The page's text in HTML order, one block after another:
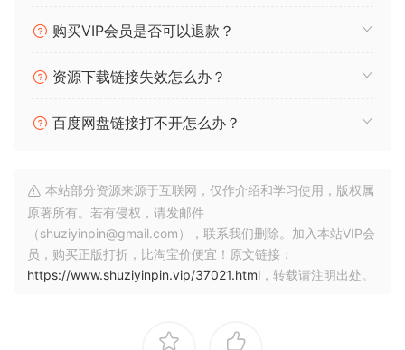
购买VIP会员是否可以退款？
资源下载链接失效怎么办？
百度网盘链接打不开怎么办？
本站部分资源来源于互联网，仅作介绍和学习使用，版权属
原著所有。若有侵权，请发邮件
（shuziyinpin@gmail.com），联系我们删除。加入本站VIP会
员，购买正版打折，比淘宝价便宜！原文链接：
https://www.shuziyinpin.vip/37021.html ，转载请注明出处。